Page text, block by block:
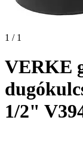
1 / 1
VERKE
1/2"